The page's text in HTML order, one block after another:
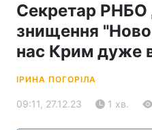
Секретар РНБО
знищення
нас Крим дуже
ІРИНА ПОГОРІЛА
09:11, 27.12.23 1 хв.